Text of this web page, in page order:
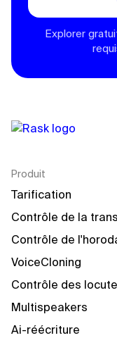
Explorer
Produit
Tarification
Contrôle de la
Contrôle de
VoiceCloning
Contrôle des
Multispeakers
Ai-réécriture